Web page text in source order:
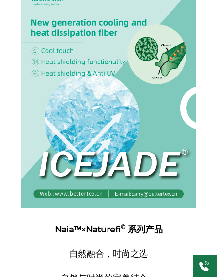
Naia™×Naturefi® 系列产品
自然融合，时尚之选